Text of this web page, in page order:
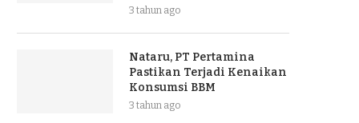
3 tahun ago
Nataru, PT Pertamina
Pastikan Terjadi Kenaikan
Konsumsi BBM
3 tahun ago